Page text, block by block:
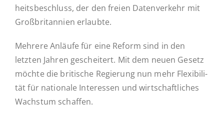
heits­be­schluss, der den freien Da­ten­ver­kehr mit
Groß­bri­tan­ni­en erlaubte.
Mehrere Anläufe für eine Reform sind in den
letzten Jahren ge­schei­tert. Mit dem neuen Gesetz
möchte die bri­ti­sche Re­gie­rung nun mehr Fle­xi­bi­li­
tät für na­tio­na­le In­ter­es­sen und wirt­schaft­li­ches
Wachs­tum schaffen.